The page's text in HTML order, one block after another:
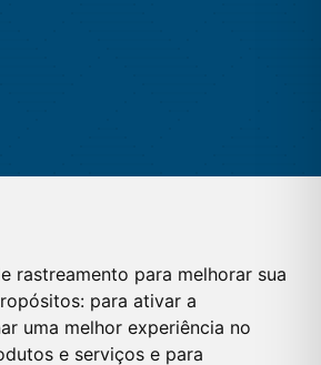
rastreamento para melhorar sua
para ativar a
uma melhor experiência no
e serviços e para